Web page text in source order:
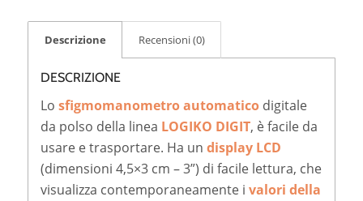
Descrizione Recensioni (0)
DESCRIZIONE
Lo sfigmomanometro automaticodigitale
da polso della linea LOGIKO DIGIT, è facile da
usare e trasportare. Ha un display LCD
(dimensioni 4,5×3 cm – 3”) di facile lettura, che
visualizza contemporaneamente i valori della